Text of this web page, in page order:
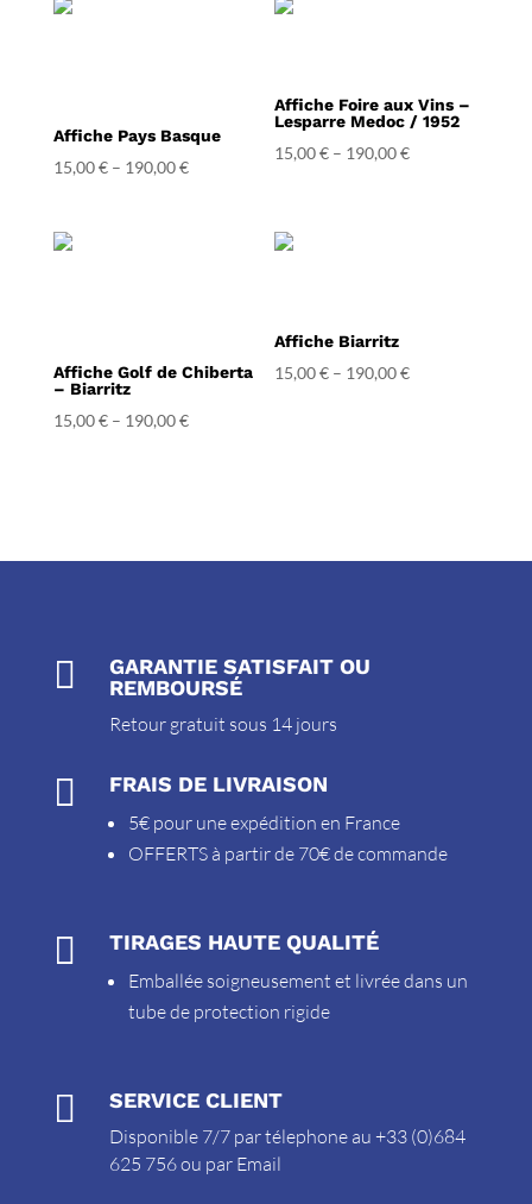
Affiche Pays Basque
15,00€– 190,00€
Affiche Foire aux Vins –
Lesparre Medoc / 1952
15,00€ – 190,00€
Affiche Golf de Chiberta
– Biarritz
15,00€– 190,00€
Affiche Biarritz
15,00€ – 190,00€

GARANTIE SATISFAIT OU
REMBOURSÉ
Retour gratuit sous 14 jours
 FRAIS DE LIVRAISON
5€ pour une expédition en France
OFFERTS à partir de 70€ de commande
 TIRAGES HAUTE QUALITÉ
Emballée soigneusement et livrée dans un
tube de protection rigide
 SERVICE CLIENT
Disponible 7/7 par télephone au +33 (0)684
625 756 ou par Email